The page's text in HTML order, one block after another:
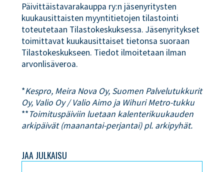
Päivittäistavarakauppa ry:n jäsenyritysten
kuukausittaisten myyntitietojen tilastointi
toteutetaan Tilastokeskuksessa. Jäsenyritykset
toimittavat kuukausittaiset tietonsa suoraan
Tilastokeskukseen. Tiedot ilmoitetaan ilman
arvonlisäveroa.
*Kespro, Meira Nova Oy, Suomen Palvelutukkurit
Oy, Valio Oy / Valio Aimo ja Wihuri Metro-tukku
**Toimituspäiviin luetaan kalenterikuukauden
arkipäivät (maanantai-perjantai) pl. arkipyhät.
JAA JULKAISU